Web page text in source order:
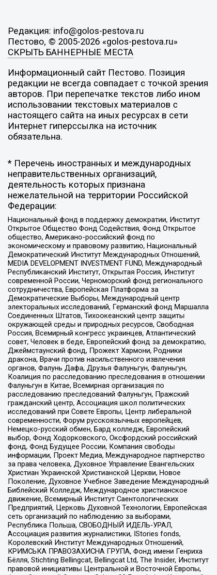
Редакция: info@golos-pestova.ru
Пестово, © 2005-2026 «golos-pestova.ru»
СКРЫТЬ БАННЕРНЫЕ МЕСТА
Информационный сайт Пестово. Позиция
редакции не всегда совпадает с точкой зрения
авторов. При перепечатке текстов либо ином
использовании текстовых материалов с
настоящего сайта на иных ресурсах в сети
Интернет гиперссылка на источник
обязательна.
* Перечень иностранных и международных
неправительственных организаций,
деятельность которых признана
нежелательной на территории Российской
Федерации:
Национальный фонд в поддержку демократии, Институт
Открытое Общество Фонд Содействия, Фонд Открытое
общество, Американо-российский фонд по
экономическому и правовому развитию, Национальный
Демократический Институт Международных Отношений,
MEDIA DEVELOPMENT INVESTMENT FUND, Международный
Республиканский Институт, Открытая Россия, Институт
современной России, Черноморский фонд регионального
сотрудничества, Европейская Платформа за
Демократические Выборы, Международный центр
электоральных исследований, Германский фонд Маршалла
Соединенных Штатов, Тихоокеанский центр защиты
окружающей среды и природных ресурсов, Свободная
Россия, Всемирный конгресс украинцев, Атлантический
совет, Человек в беде, Европейский фонд за демократию,
Джеймстаунский фонд, Прожект Хармони, Родники
дракона, Врачи против насильственного извлечения
органов, Фалунь Дафа, Друзья Фалуньгун, Фалуньгун,
Коалиция по расследованию преследования в отношении
Фалуньгун в Китае, Всемирная организация по
расследованию преследований Фалуньгун, Пражский
гражданский центр, Ассоциация школ политических
исследований при Совете Европы, Центр либеральной
современности, Форум русскоязычных европейцев,
Немецко-русский обмен, Бард колледж, Европейский
выбор, Фонд Ходорковского, Оксфордский российский
фонд, Фонд Будущее России, Компания свободы
информации, Проект Медиа, Международное партнерство
за права человека, Духовное Управление Евангельских
Христиан Украинской Христианской Церкви, Новое
Поколение, Духовное Учебное Заведение Международный
Библейский Колледж, Международное христианское
движение, Всемирный Институт Саентологических
Предприятий, Церковь Духовной Технологии, Европейская
сеть организаций по наблюдению за выборами,
Республика Польша, СВОБОДНЫЙ ИДЕЛЬ-УРАЛ,
Ассоциация развития журналистики, IStories fonds,
Королевский Институт Международных Отношений,
КРИМСЬКА ПРАВОЗАХИСНА ГРУПА, Фонд имени Генриха
Бёлля, Stichting Bellingcat, Bellingcat Ltd, The Insider, Институт
правовой инициативы Центральной и Восточной Европы,